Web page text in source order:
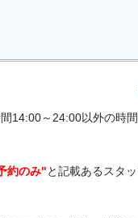
14:00～24:00以外の時
約のみ" と記載あるスタ